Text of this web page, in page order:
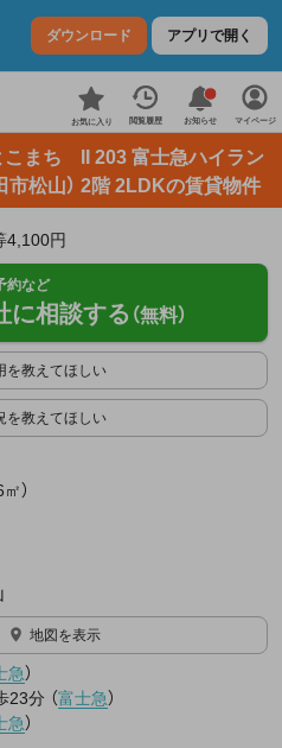
ダウンロード アプリで開く
お気に入り 閲覧履歴 お知らせ マイページ
まち II 203 富士急ハイラン
市松山） 2階 2LDKの賃貸物件
4,100円
約など
に相談する （無料）
を教えてほしい
を教えてほしい
）
地図を表示
急）
23分 （富士急）
急）